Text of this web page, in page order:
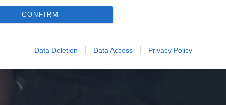
CONFIRM
Data Deletion Data Access Privacy Policy